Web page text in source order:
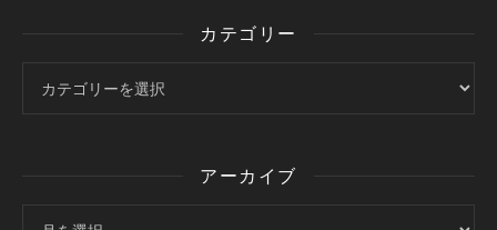
カテゴリー
アーカイブ